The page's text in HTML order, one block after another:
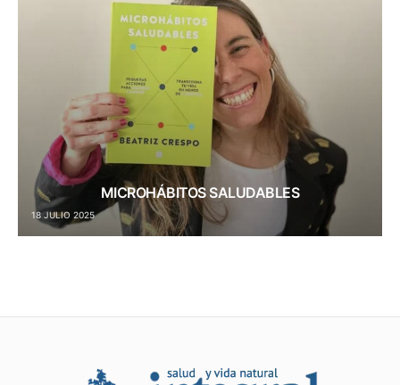
MICROHÁBITOS SALUDABLES
18 JULIO 2025